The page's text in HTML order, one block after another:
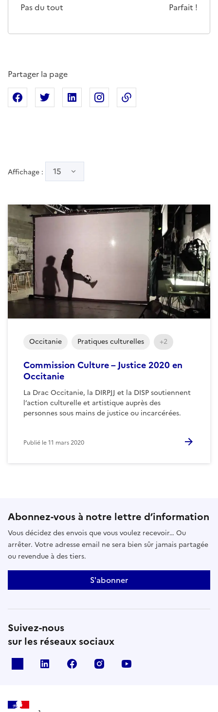
Pas du tout Parfait !
Partager la page
Partager sur Facebook
Partager sur XPartager sur Linkedin
Partager sur Instagram
Affichage : 15
Commission Culture – Justice 2020 en
Occitanie
La Drac Occitanie, la DIRPJJ et la DISP soutiennent
l’action culturelle et artistique auprès des
personnes sous mains de justice ou incarcérées.
Occitanie Pratiques culturelles +2
Publié le11 mars 2020
Abonnez-vous à notre lettre d’information
Vous décidez des envois que vous voulez recevoir… Ou
arrêter. Votre adresse email ne sera bien sûr jamais partagée
ou revendue à des tiers.
S'abonner
Suivez-nous
sur les réseaux sociaux
linkedin facebook instagram